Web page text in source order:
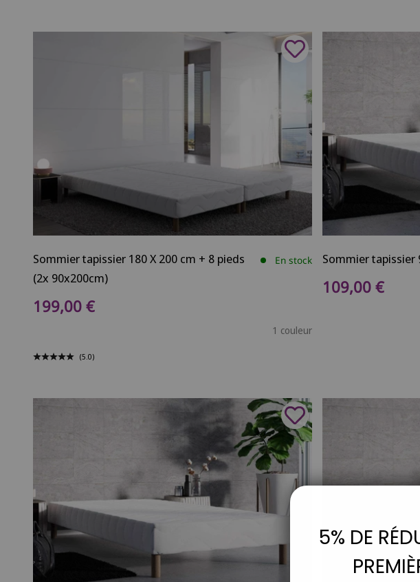
Sommier tapissier 180 X 200 cm + 8 pieds
(2x 90x200cm)
En stock
Prix de vente
199,00 €
1 couleur
(5.0)
Sommier tapissier
Prix de vente
109,00 €
5% DE